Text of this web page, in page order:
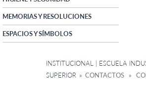
MEMORIAS Y RESOLUCIONES
ESPACIOS Y SÍMBOLOS
INSTITUCIONAL | ESCUELA
SUPERIOR » CONTACTOS »